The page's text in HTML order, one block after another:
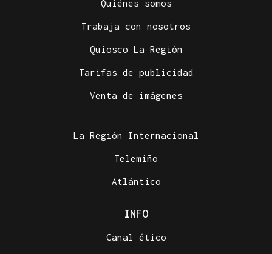
Quiénes somos
Trabaja con nosotros
Quiosco La Región
Tarifas de publicidad
Venta de imágenes
La Región Internacional
Telemiño
Atlántico
INFO
Canal ético